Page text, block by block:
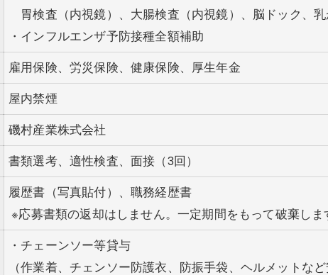
胃検査（内視鏡）、大腸検査（内視鏡）、脳ドック、
・インフルエンザ予防接種全額補助
雇用保険、労災保険、健康保険、厚生年金
屋内禁煙
磯村産業株式会社
書類選考、適性検査、面接（3回）
履歴書（写真貼付）、職務経歴書
※応募書類の返却はしません。一定期間をもって破棄しま
・チェーンソー等貸与
（作業着、チェンソー防護衣、防振手袋、ヘルメットなど